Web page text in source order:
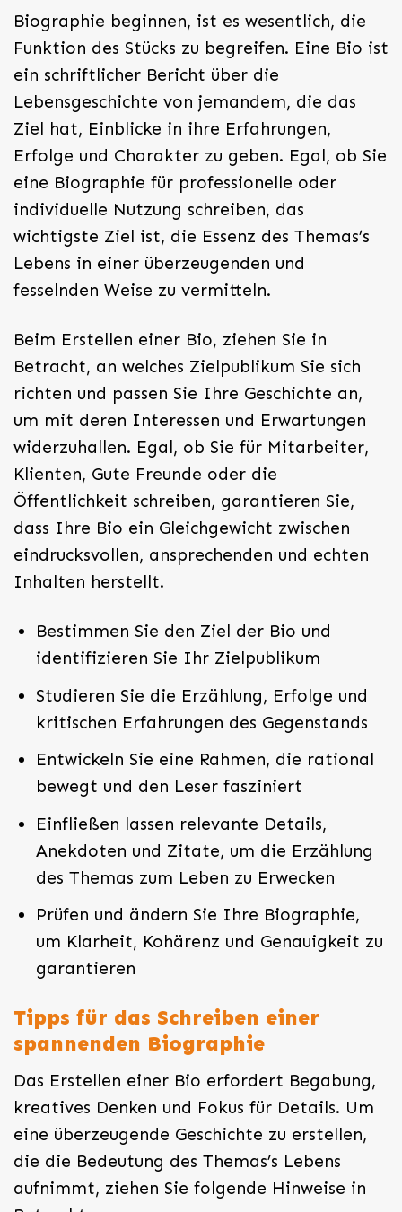
Biographie beginnen, ist es wesentlich, die
Funktion des Stücks zu begreifen. Eine Bio ist
ein schriftlicher Bericht über die
Lebensgeschichte von jemandem, die das
Ziel hat, Einblicke in ihre Erfahrungen,
Erfolge und Charakter zu geben. Egal, ob Sie
eine Biographie für professionelle oder
individuelle Nutzung schreiben, das
wichtigste Ziel ist, die Essenz des Themas’s
Lebens in einer überzeugenden und
fesselnden Weise zu vermitteln.
Beim Erstellen einer Bio, ziehen Sie in
Betracht, an welches Zielpublikum Sie sich
richten und passen Sie Ihre Geschichte an,
um mit deren Interessen und Erwartungen
widerzuhallen. Egal, ob Sie für Mitarbeiter,
Klienten, Gute Freunde oder die
Öffentlichkeit schreiben, garantieren Sie,
dass Ihre Bio ein Gleichgewicht zwischen
eindrucksvollen, ansprechenden und echten
Inhalten herstellt.
Bestimmen Sie den Ziel der Bio und
identifizieren Sie Ihr Zielpublikum
Studieren Sie die Erzählung, Erfolge und
kritischen Erfahrungen des Gegenstands
Entwickeln Sie eine Rahmen, die rational
bewegt und den Leser fasziniert
Einfließen lassen relevante Details,
Anekdoten und Zitate, um die Erzählung
des Themas zum Leben zu Erwecken
Prüfen und ändern Sie Ihre Biographie,
um Klarheit, Kohärenz und Genauigkeit zu
garantieren
Tipps für das Schreiben einer
spannenden Biographie
Das Erstellen einer Bio erfordert Begabung,
kreatives Denken und Fokus für Details. Um
eine überzeugende Geschichte zu erstellen,
die die Bedeutung des Themas’s Lebens
aufnimmt, ziehen Sie folgende Hinweise in